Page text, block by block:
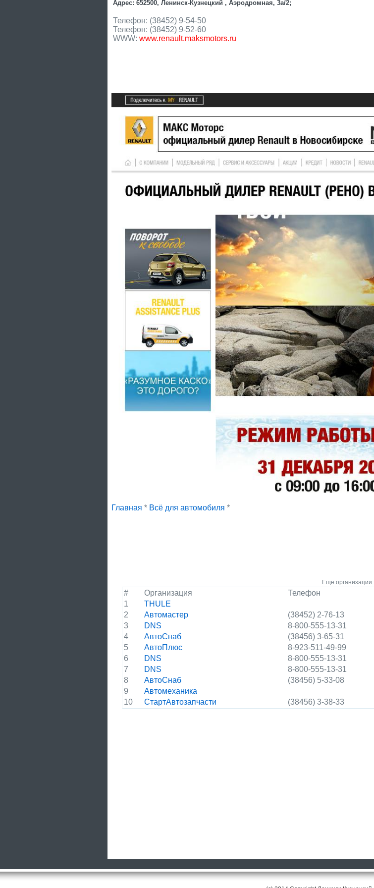
Адрес: 652500, Ленинск-Кузнецкий , Аэродромная, 3а/2;
Телефон: (38452) 9-54-50
Телефон: (38452) 9-52-60
WWW: www.renault.maksmotors.ru
Главная * Всё для автомобиля *
Еще организации:
# Организация Телефон
1
THULE
2
Автомастер (38452) 2-76-13
3
DNS 8-800-555-13-31
4
АвтоСнаб (38456) 3-65-31
5
АвтоПлюс 8-923-511-49-99
6
DNS 8-800-555-13-31
7
DNS 8-800-555-13-31
8
АвтоСнаб (38456) 5-33-08
9
Автомеханика
10
СтартАвтозапчасти (38456) 3-38-33